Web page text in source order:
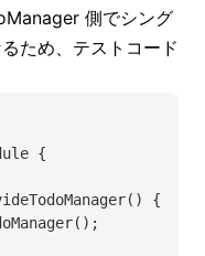
側でシング
ため、テストコード
{
{